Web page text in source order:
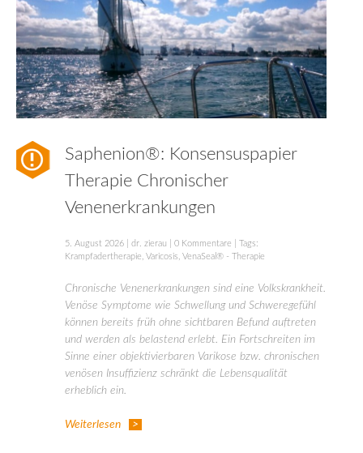
Saphenion®: Konsensuspapier
Therapie Chronischer
Venenerkrankungen
5. August 2026 dr. zierau 0 Kommentare | Tags:
Krampfadertherapie, Varicosis, VenaSeal® - Therapie
Chronische Venenerkrankungen sind eine Volkskrankheit.
Venöse Symptome wie Schwellung und Schweregefühl
können bereits früh ohne sichtbaren Befund auftreten
und werden als belastend erlebt. Ein Fortschreiten im
Sinne einer objektivierbaren Varikose bzw. chronischen
venösen Insuffizienz schränkt die Lebensqualität
erheblich ein.
Weiterlesen